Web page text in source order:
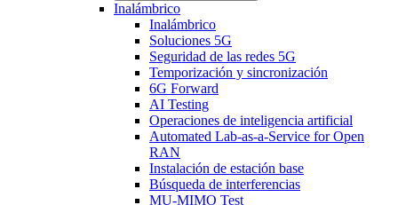
Inalámbrico
Inalámbrico
Soluciones 5G
Seguridad de las redes 5G
Temporización y sincronización
6G Forward
AI Testing
Operaciones de inteligencia artificial
Automated Lab-as-a-Service for Open
RAN
Instalación de estación base
Búsqueda de interferencias
MU-MIMO Test